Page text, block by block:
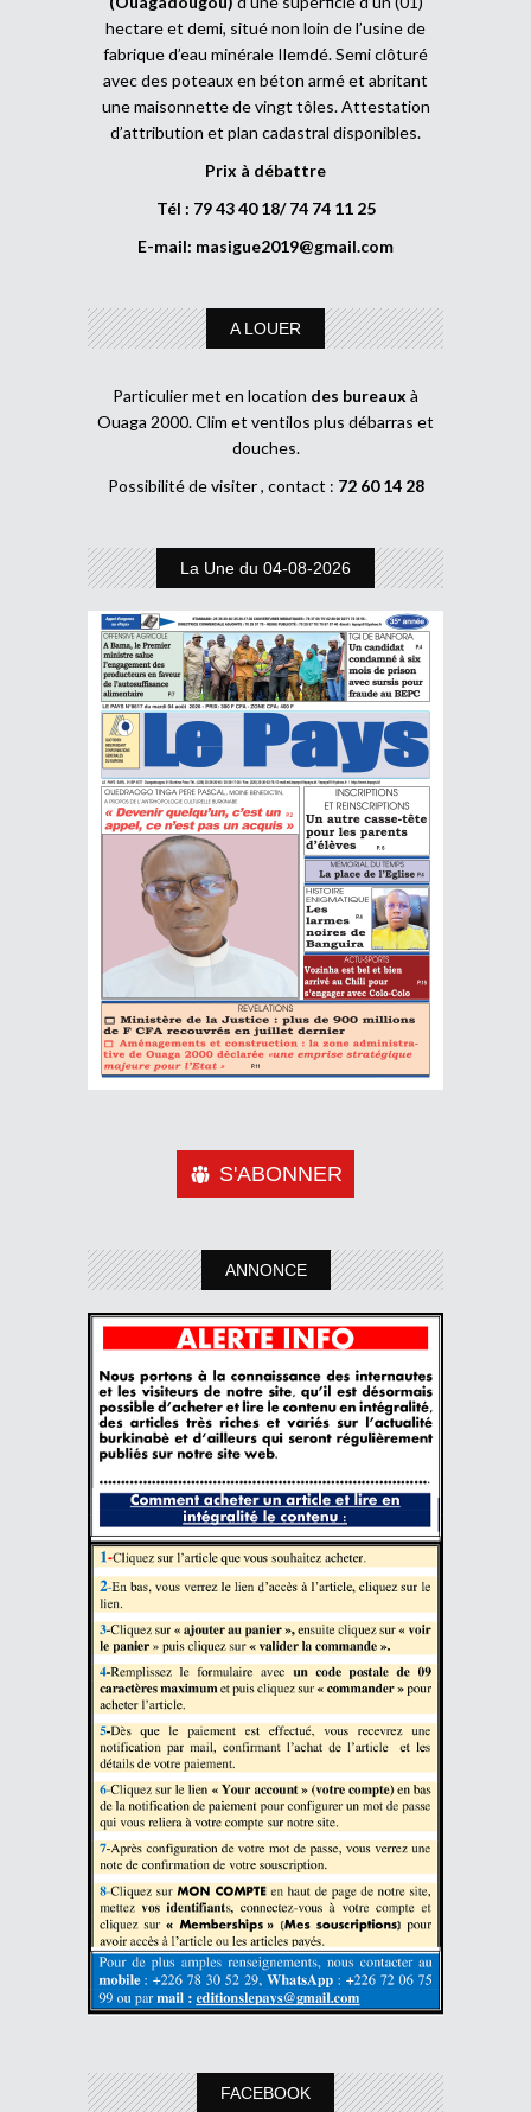
hectare et demi, situé non loin de l’usine de
fabrique d’eau minérale Ilemdé. Semi clôturé
avec des poteaux en béton armé et abritant
une maisonnette de vingt tôles. Attestation
d’attribution et plan cadastral disponibles.
Prix à débattre
Tél : 79 43 40 18/ 74 74 11 25
E-mail: masigue2019@gmail.com
A LOUER
Particulier met en location des bureaux à
Ouaga 2000. Clim et ventilos plus débarras et
douches.
Possibilité de visiter , contact : 72 60 14 28
La Une du 04-08-2026
S'ABONNER
ANNONCE
FACEBOOK